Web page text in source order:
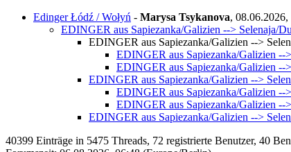
Edinger Łódź / Wołyń - Marysa Tsykanova, 08.06.2026,
EDINGER aus Sapiezanka/Galizien --> Selenaja/
EDINGER aus Sapiezanka/Galizien -->
EDINGER aus Sapiezanka/Galizien --
EDINGER aus Sapiezanka/Galizien --
EDINGER aus Sapiezanka/Galizien -->
EDINGER aus Sapiezanka/Galizien --
EDINGER aus Sapiezanka/Galizien --
EDINGER aus Sapiezanka/Galizien -->
40399 Einträge in 5475 Threads, 72 registrierte Benutzer, 40